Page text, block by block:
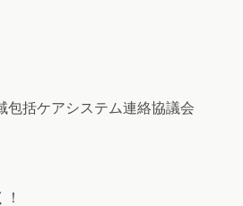
包括ケアシステム連絡協議会